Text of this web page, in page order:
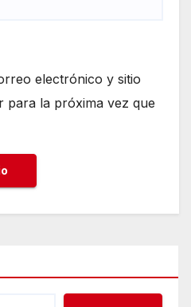
electrónico y sitio
para la próxima vez que